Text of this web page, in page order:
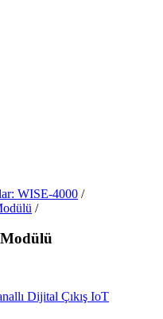
WISE-4000 /
/
Dijital Çıkış IoT